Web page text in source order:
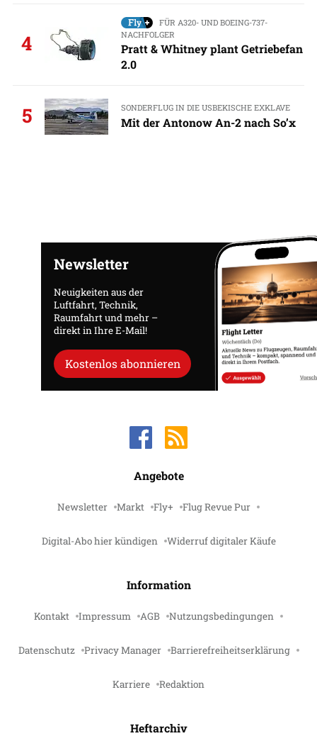
4
FÜR A320- UND BOEING-737-
NACHFOLGER
Pratt & Whitney plant Getriebefan
2.0
5 SONDERFLUG IN DIE USBEKISCHE EXKLAVE
Mit der Antonow An-2 nach So’x
Newsletter
Neuigkeiten aus der
Luftfahrt, Technik,
Raumfahrt und mehr –
direkt in Ihre E-Mail!
Kostenlos abonnieren
Angebote
Newsletter Markt Fly+ Flug Revue Pur
Digital-Abo hier kündigen Widerruf digitaler Käufe
Information
Kontakt Impressum AGB Nutzungsbedingungen
Datenschutz Privacy Manager Barrierefreiheitserklärung
Karriere Redaktion
Heftarchiv